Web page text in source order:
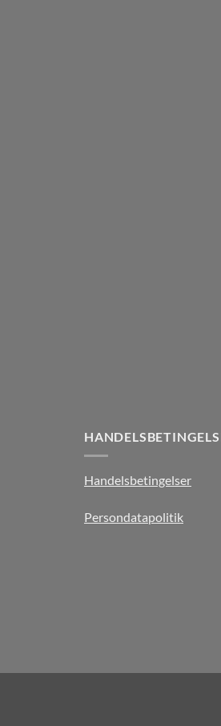
Handelsbetingelser
Persondatapolitik